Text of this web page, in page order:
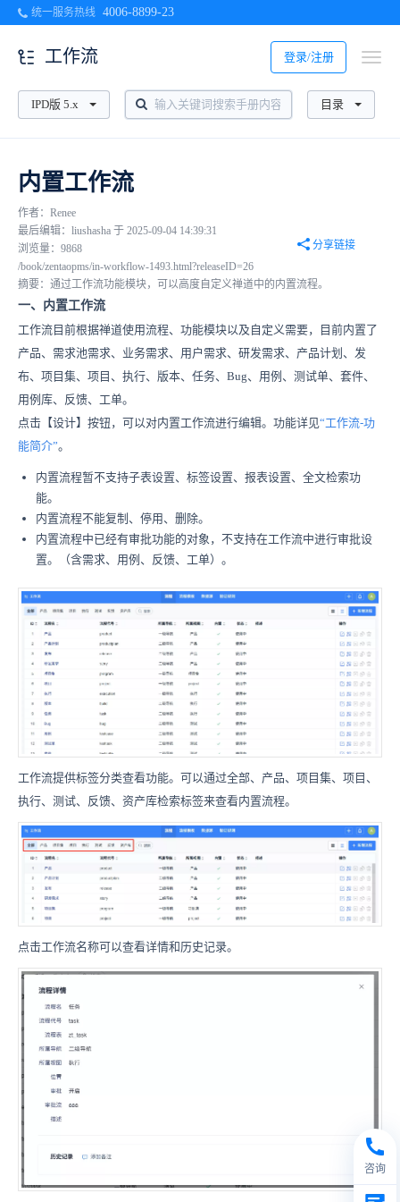
统一服务热线 4006-8899-23
登录/注册
工作流
IPD版 5.x 目录
内置工作流
作者：Renee
最后编辑：liushasha 于 2025-09-04 14:39:31
浏览量：9868
分享链接
/book/zentaopms/in-workflow-1493.html?releaseID=26
摘要：通过工作流功能模块，可以高度自定义禅道中的内置流程。
一、内置工作流
工作流目前根据禅道使用流程、功能模块以及自定义需要，目前内置了
产品、需求池需求、业务需求、用户需求、研发需求、 产品计划、发
布、 项目集、项目、执行、版本、任务、Bug、用例、测试单、套件、
用例库、反馈、工单。
点击【设计】按钮，可以对内置工作流进行编辑。功能详见“工作流-功
能简介”。
内置流程暂不支持子表设置、标签设置、报表设置、全文检索功
能。
内置流程不能复制、停用、删除。
内置流程中已经有审批功能的对象，不支持在工作流中进行审批设
置。（含需求、用例、反馈、工单）。
工作流提供标签分类查看功能。可以通过全部、产品、项目集、项目、
执行、测试、反馈、资产库检索标签来查看内置流程。
点击工作流名称可以查看详情和历史记录。
咨询